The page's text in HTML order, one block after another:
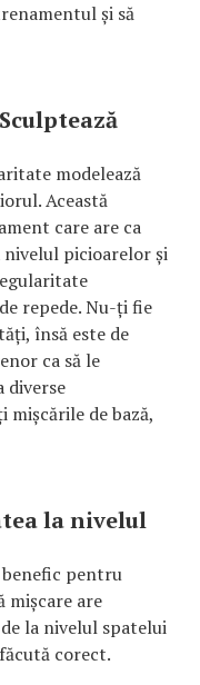
și să
modelează
Această
care are ca
picioarelor și
repede. Nu-ți fie
însă este de
ca să le
diverse
de bază,
la nivelul
pentru
mișcare are
la nivelul spatelui
corect.